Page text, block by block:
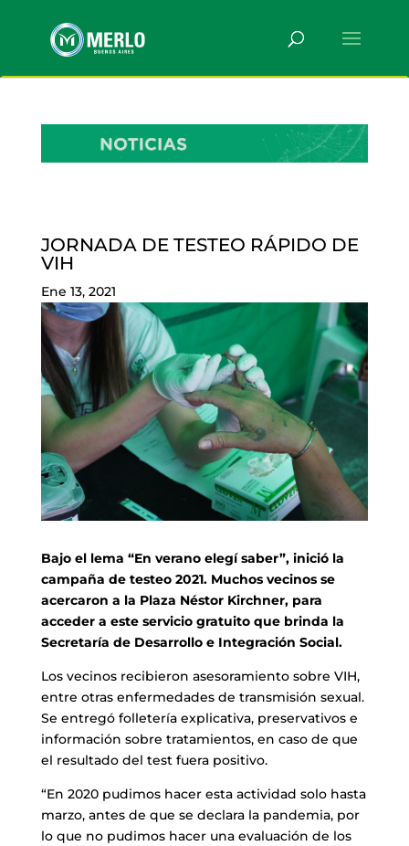
JORNADA DE TESTEO RÁPIDO DE
VIH
Ene 13, 2021
Bajo el lema “En verano elegí saber”, inició la
campaña de testeo 2021. Muchos vecinos se
acercaron a la Plaza Néstor Kirchner, para
acceder a este servicio gratuito que brinda la
Secretaría de Desarrollo e Integración Social.
Los vecinos recibieron asesoramiento sobre VIH,
entre otras enfermedades de transmisión sexual.
Se entregó folletería explicativa, preservativos e
información sobre tratamientos, en caso de que
el resultado del test fuera positivo.
“En 2020 pudimos hacer esta actividad solo hasta
marzo, antes de que se declara la pandemia, por
lo que no pudimos hacer una evaluación de los